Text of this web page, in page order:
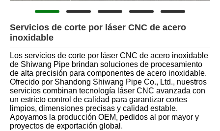
Servicios de corte por láser CNC de acero
inoxidable
Los servicios de corte por láser CNC de acero inoxidable
de Shiwang Pipe brindan soluciones de procesamiento
de alta precisión para componentes de acero inoxidable.
Ofrecido por Shandong Shiwang Pipe Co., Ltd., nuestros
servicios combinan tecnología láser CNC avanzada con
un estricto control de calidad para garantizar cortes
limpios, dimensiones precisas y calidad estable.
Apoyamos la producción OEM, pedidos al por mayor y
proyectos de exportación global.